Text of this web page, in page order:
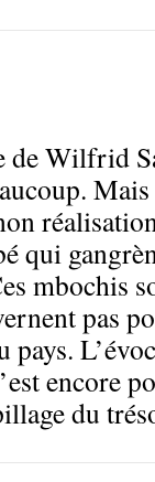
de Wilfrid
qui
mbochis
pas
pays.
encore
du